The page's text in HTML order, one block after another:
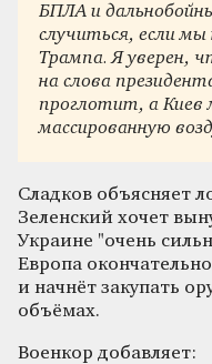
БПЛА и
случиться, если
Трампа. Я уверен,
на слова
проглотит, а
массированную
Сладков объясняет
Зеленский хочет
Украине "очень
Европа
и начнёт закупать
объёмах.
Военкор добавляет: